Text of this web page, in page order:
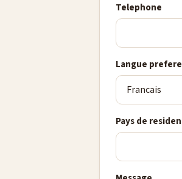
Telephone
Langue
Pays de